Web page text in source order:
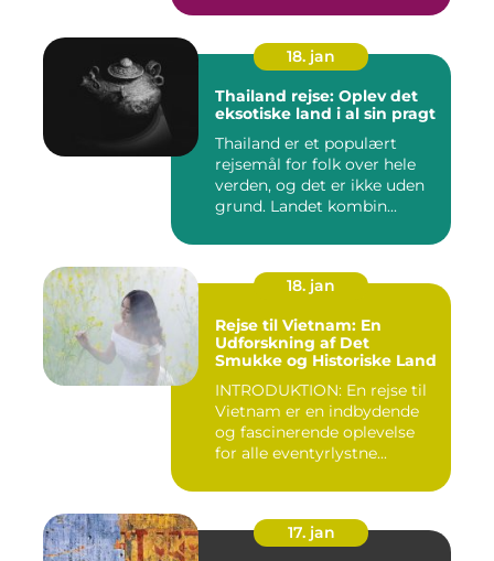
18. jan
Thailand rejse: Oplev det
eksotiske land i al sin pragt
Thailand er et populært
rejsemål for folk over hele
verden, og det er ikke uden
grund. Landet kombin...
18. jan
Rejse til Vietnam: En
Udforskning af Det
Smukke og Historiske Land
INTRODUKTION: En rejse til
Vietnam er en indbydende
og fascinerende oplevelse
for alle eventyrlystne...
17. jan